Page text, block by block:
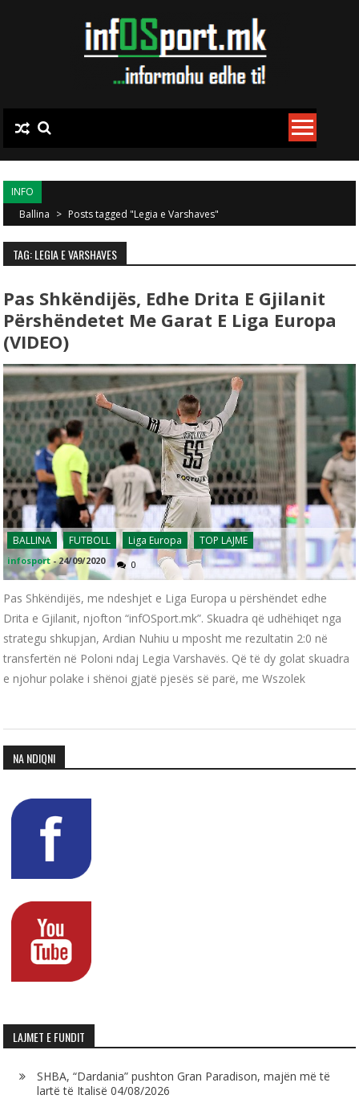
INFO
Ballina > Posts tagged "Legia e Varshaves"
TAG: LEGIA E VARSHAVES
Pas Shkëndijës, Edhe Drita E Gjilanit
Përshëndetet Me Garat E Liga Europa
(VIDEO)
BALLINA FUTBOLL Liga Europa TOP LAJME
infosport -24/09/2020 0
Pas Shkëndijës, me ndeshjet e Liga Europa u përshëndet edhe
Drita e Gjilanit, njofton “infOSport.mk”. Skuadra që udhëhiqet nga
strategu shkupjan, Ardian Nuhiu u mposht me rezultatin 2:0 në
transfertën në Poloni ndaj Legia Varshavës. Që të dy golat skuadra
e njohur polake i shënoi gjatë pjesës së parë, me Wszolek
NA NDIQNI
LAJMET E FUNDIT
SHBA, “Dardania” pushton Gran Paradison, majën më të
lartë të Italisë 04/08/2026